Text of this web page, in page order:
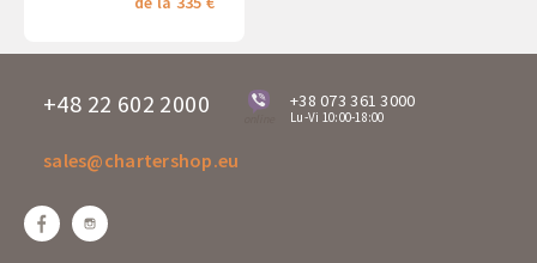
+48 22 602 2000 +38 073 361 3000
Lu-Vi 10:00-18:00
sales@chartershop.eu